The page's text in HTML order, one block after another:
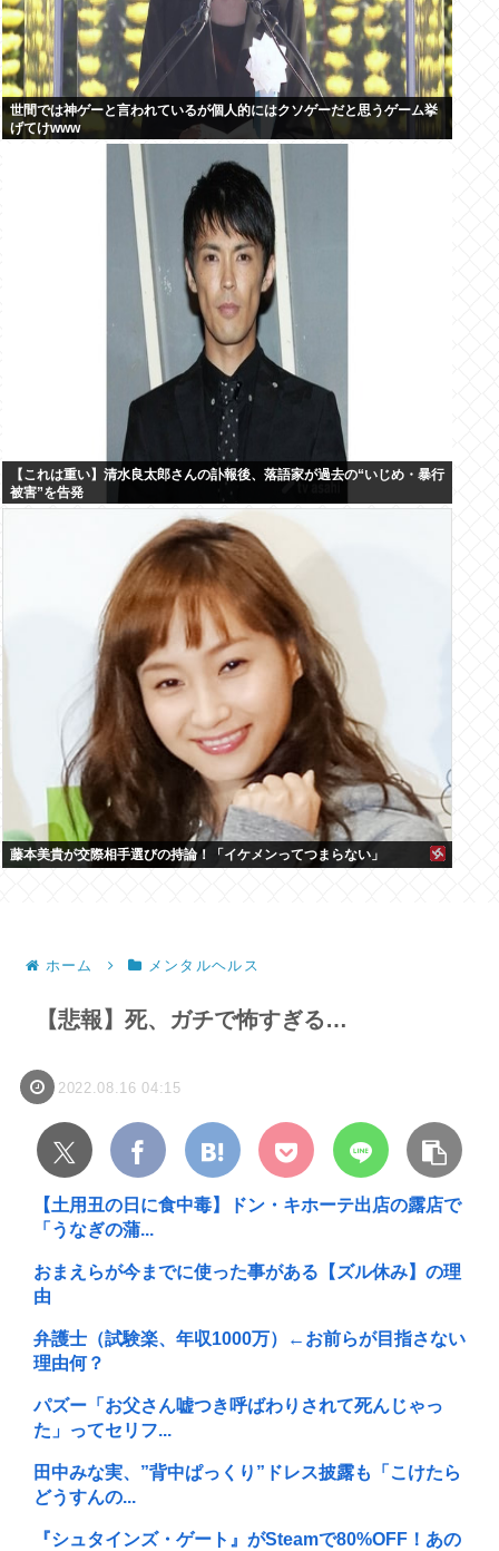
世間では神ゲーと言われているが個人的にはクソゲーだと思うゲーム挙
げてけwww
【これは重い】清水良太郎さんの訃報後、落語家が過去の“いじめ・暴行
被害”を告発
藤本美貴が交際相手選びの持論！「イケメンってつまらない」
ホーム メンタルヘルス
【悲報】死、ガチで怖すぎる…
2022.08.16 04:15
【土用丑の日に食中毒】ドン・キホーテ出店の露店で
「うなぎの蒲...
おまえらが今までに使った事がある【ズル休み】の理
由
弁護士（試験楽、年収1000万）←お前らが目指さない
理由何？
パズー「お父さん嘘つき呼ばわりされて死んじゃっ
た」ってセリフ...
田中みな実、”背中ぱっくり”ドレス披露も「こけたら
どうすんの...
『シュタインズ・ゲート』がSteamで80%OFF！あの